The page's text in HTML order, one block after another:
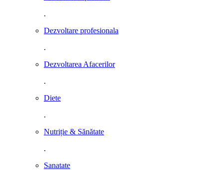
.
Dezvoltare profesionala
.
Dezvoltarea Afacerilor
.
Diete
.
Nutriție & Sănătate
.
Sanatate